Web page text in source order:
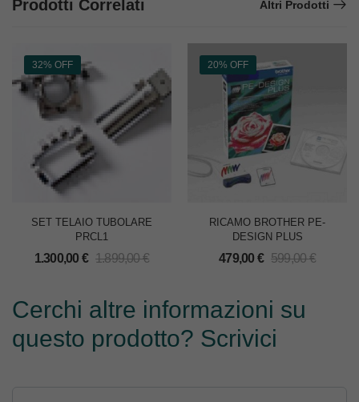
Prodotti Correlati Altri Prodotti
32% OFF
SET TELAIO TUBOLARE
PRCL1
1.300,00 € 1.899,00€
20% OFF
RICAMO BROTHER PE-
DESIGN PLUS
479,00 € 599,00€
Cerchi altre informazioni su
questo prodotto? Scrivici